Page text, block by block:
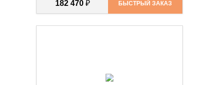
182 470 ₽ БЫСТРЫЙ ЗАКАЗ